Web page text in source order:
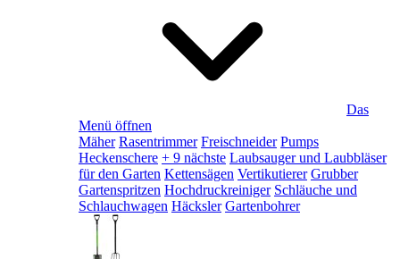
Das
Menü öffnen
Mäher Rasentrimmer Freischneider Pumps
Heckenschere + 9 nächste Laubsauger und Laubbläser
für den Garten Kettensägen Vertikutierer Grubber
Gartenspritzen Hochdruckreiniger Schläuche und
Schlauchwagen Häcksler Gartenbohrer